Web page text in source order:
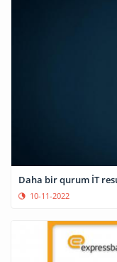
Daha bir qurum İT
10-11-2022